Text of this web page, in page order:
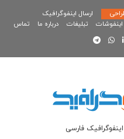
ارسال اینفوگرافیک
اینفوشات تبلیغات درباره ما تماس
فارسی